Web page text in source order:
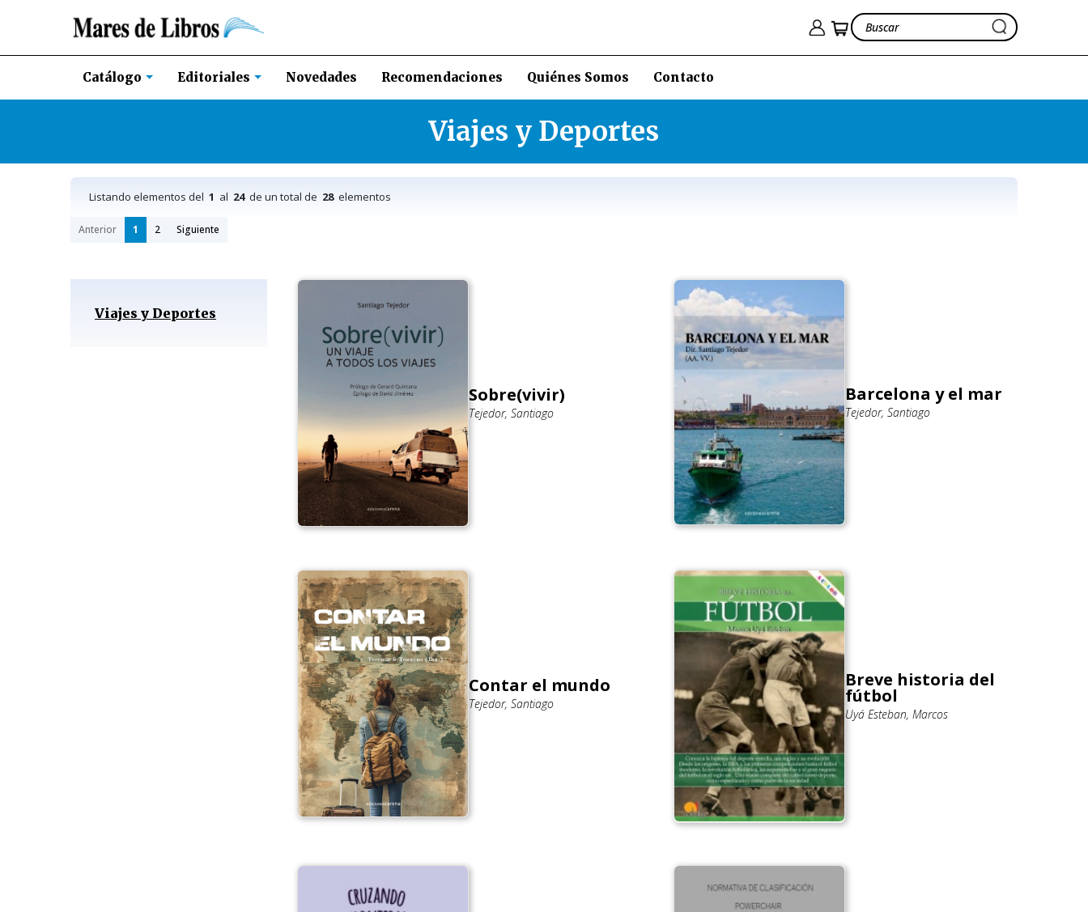
Catálogo Editoriales Novedades Recomendaciones Quiénes Somos Contacto
Viajes y Deportes
Listando elementos del 1 al 24de un total de 28elementos
Anterior 1 2 Siguiente
Viajes y Deportes
Sobre(vivir)
Tejedor, Santiago
Barcelona y el mar
Tejedor, Santiago
Contar el mundo
Tejedor, Santiago
Breve historia del
fútbol
Uyá Esteban, Marcos